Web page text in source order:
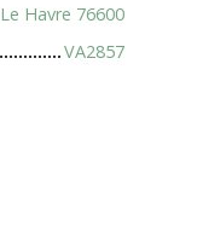
Le Havre 76600
VA2857